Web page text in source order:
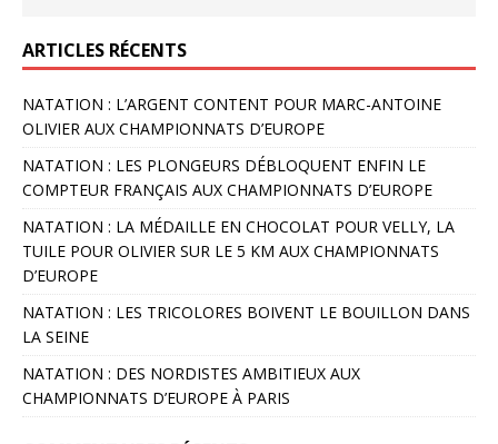
ARTICLES RÉCENTS
NATATION : L’ARGENT CONTENT POUR MARC-ANTOINE
OLIVIER AUX CHAMPIONNATS D’EUROPE
NATATION : LES PLONGEURS DÉBLOQUENT ENFIN LE
COMPTEUR FRANÇAIS AUX CHAMPIONNATS D’EUROPE
NATATION : LA MÉDAILLE EN CHOCOLAT POUR VELLY, LA
TUILE POUR OLIVIER SUR LE 5 KM AUX CHAMPIONNATS
D’EUROPE
NATATION : LES TRICOLORES BOIVENT LE BOUILLON DANS
LA SEINE
NATATION : DES NORDISTES AMBITIEUX AUX
CHAMPIONNATS D’EUROPE À PARIS